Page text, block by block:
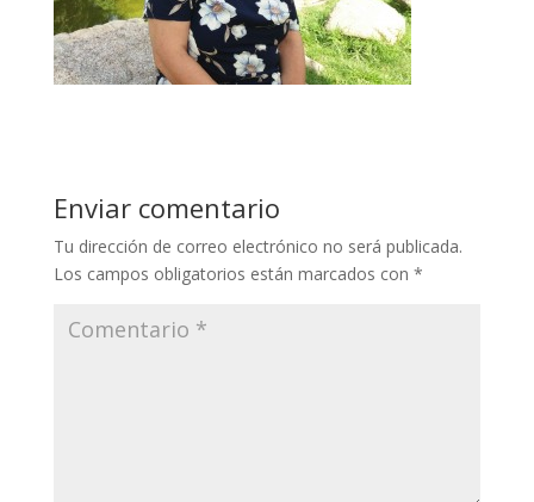
Enviar comentario
Tu dirección de correo electrónico no será publicada.
Los campos obligatorios están marcados con *